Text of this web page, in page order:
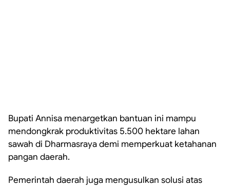
Bupati Annisa menargetkan bantuan ini mampu
mendongkrak produktivitas 5.500 hektare lahan
sawah di Dharmasraya demi memperkuat ketahanan
pangan daerah.
Pemerintah daerah juga mengusulkan solusi atas